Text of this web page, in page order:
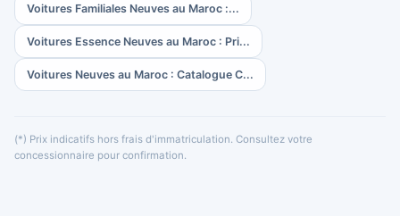
Voitures Familiales Neuves au Maroc :...
Voitures Essence Neuves au Maroc : Pri...
Voitures Neuves au Maroc : Catalogue C...
(*) Prix indicatifs hors frais d'immatriculation. Consultez votre
concessionnaire pour confirmation.